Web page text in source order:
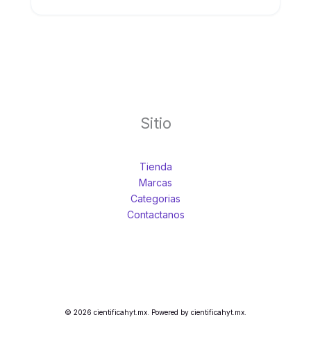
Sitio
Tienda
Marcas
Categorias
Contactanos
© 2026 cientificahyt.mx. Powered by cientificahyt.mx.